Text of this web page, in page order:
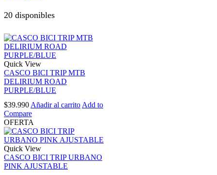
20 disponibles
Quick View
CASCO BICI TRIP MTB
DELIRIUM ROAD
PURPLE/BLUE
$39.990 Añadir al carrito Add to
Compare
OFERTA
Quick View
CASCO BICI TRIP URBANO
PINK AJUSTABLE